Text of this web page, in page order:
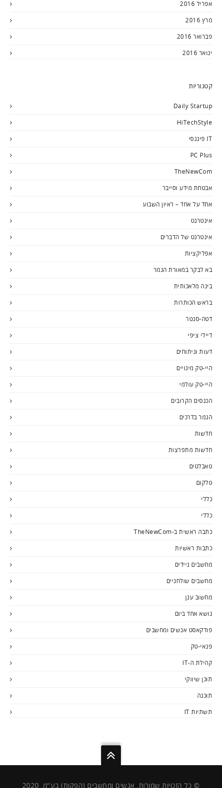
אפריל 2016
מרץ 2016
פברואר 2016
ינואר 2016
קטגוריות
Daily Startup
HiTechStyle
IT פיננסי
PC Plus
TheNewCom
אבטחת מידע וסייבר
אחד על אחד – ראיון השבוע
אינטרנט
אינטרנט של הדברים
אפליקציות
בא לבקר במאורת הנמר
בינה מלאכותית
בראש הכותרות
דטה-סנטר
דיילי ציפי
דעות וניתוחים
היי-טק מינויים
היי-טק עולמי
הכנסים הקרובים
הנמר בדרכים
חדשות
חדשות מתפרצות
טאבלטים
טלקום
כללי
כללי
כתבה ראשית ב-TheNewCom
כתבות ראשיות
מחשבים ניידים
מחשבים שולחניים
מחשוב ענן
נושא אחד ביום
פודקאסט אנשים ומחשבים
פנאי-טק
קהילת ה-IT
תוכן שיווקי
תוכנה
תשתיות IT
© כל הזכויות שמורות, אנשים ומחשבים (הפקות) בע"מ, 2020